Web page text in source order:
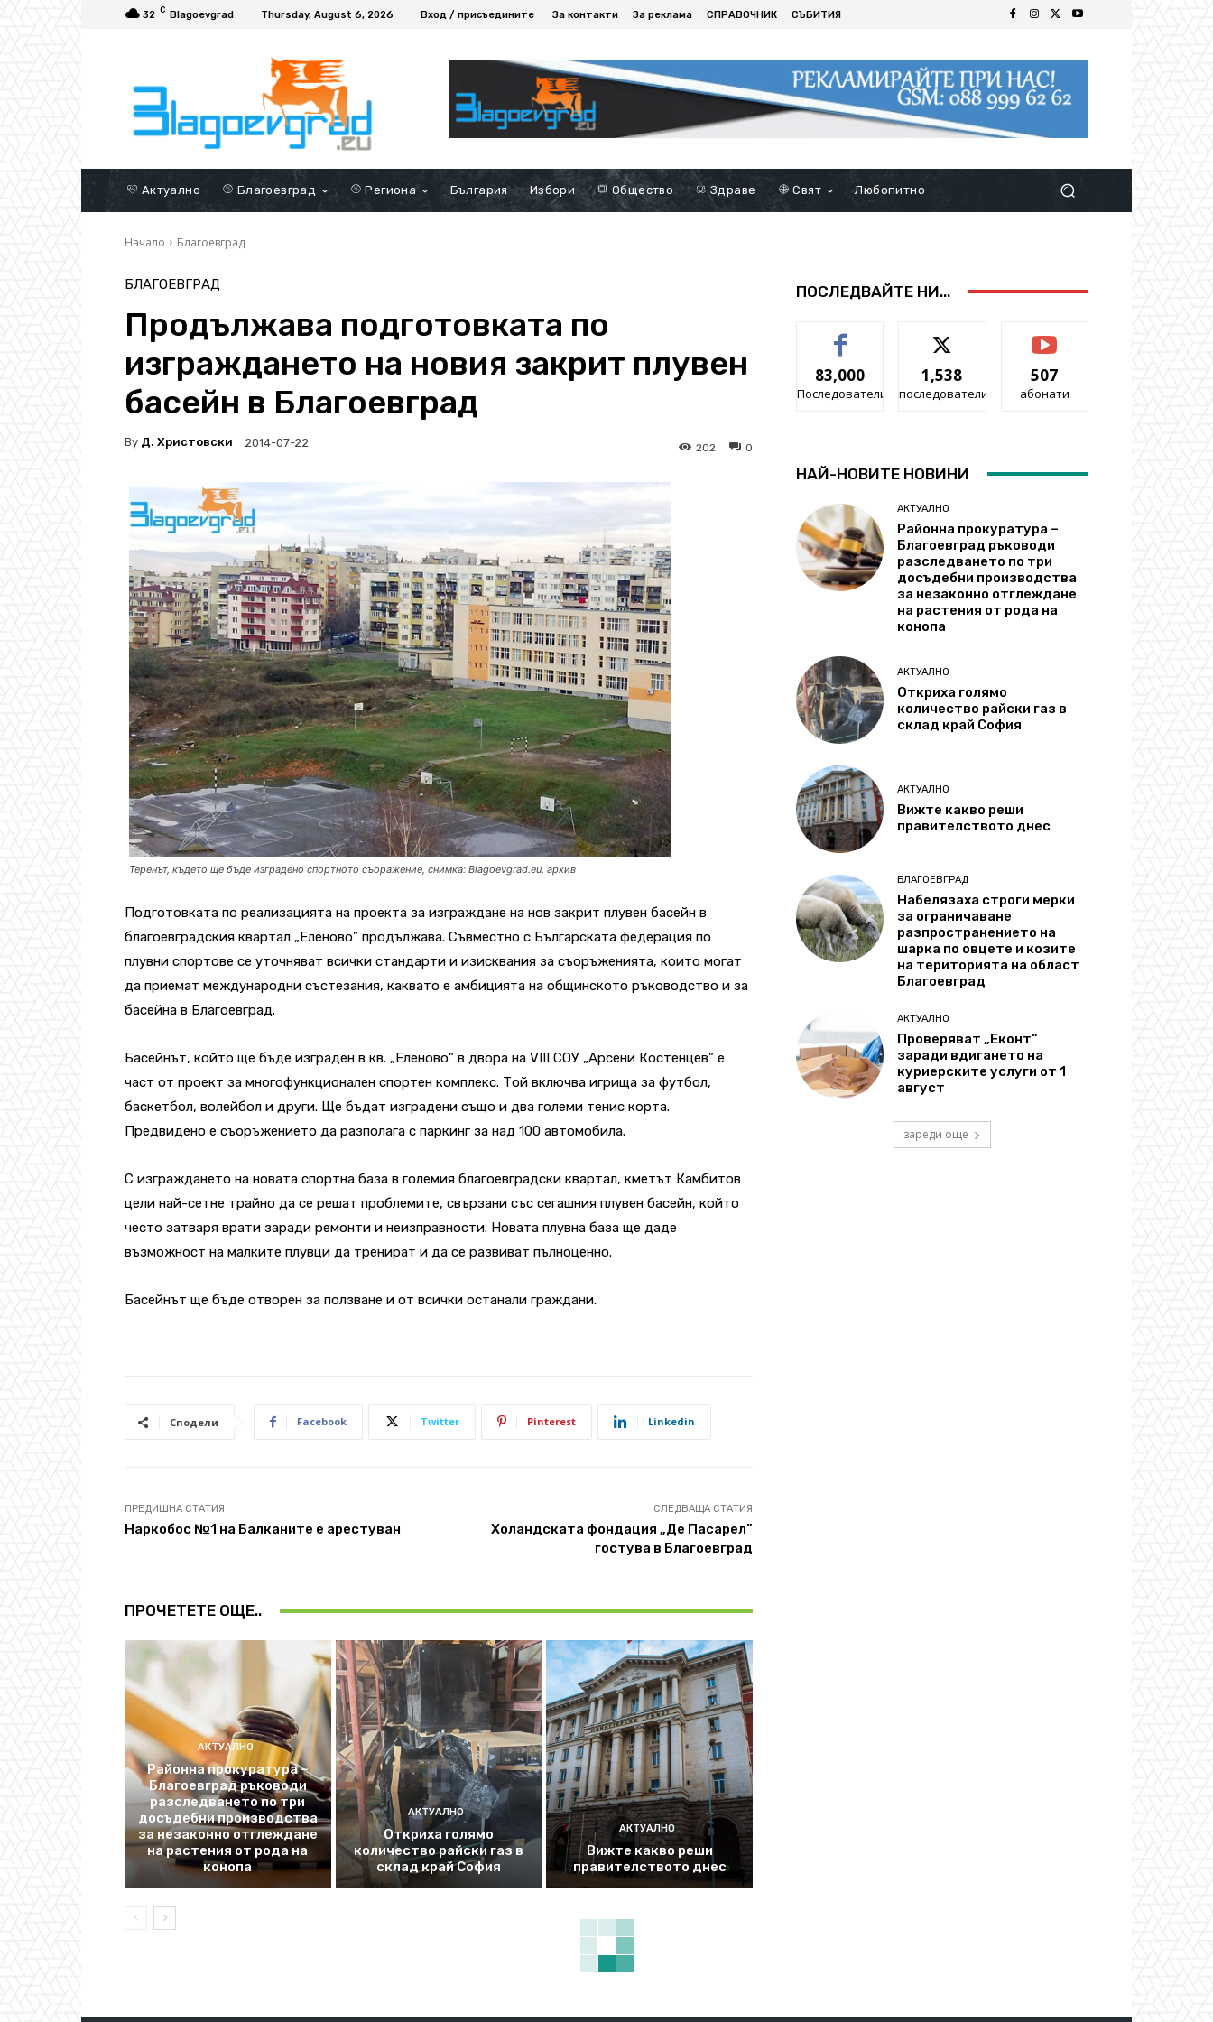
32 C Blagoevgrad Thursday, August 6, 2026 Вход / присъедините За контакти За реклама СПРАВОЧНИК СЪБИТИЯ
Актуално Благоевград Региона България Избори Общество Здраве Свят Любопитно
Начало Благоевград
БЛАГОЕВГРАД
Продължава подготовката по
изграждането на новия закрит плувен
басейн в Благоевград
By Д. Христовски 2014-07-22 0
202
Теренът, където ще бъде изградено спортното съоражение, снимка: Blagoevgrad.eu, архив
Подготовката по реализацията на проекта за изграждане на нов закрит плувен басейн в
благоевградския квартал „Еленово” продължава. Съвместно с Българската федерация по
плувни спортове се уточняват всички стандарти и изисквания за съоръженията, които могат
да приемат международни състезания, каквато е амбицията на общинското ръководство и за
басейна в Благоевград.
Басейнът, който ще бъде изграден в кв. „Еленово” в двора на VIII СОУ „Арсени Костенцев” е
част от проект за многофункционален спортен комплекс. Той включва игрища за футбол,
баскетбол, волейбол и други. Ще бъдат изградени също и два големи тенис корта.
Предвидено е съоръжението да разполага с паркинг за над 100 автомобила.
С изграждането на новата спортна база в големия благоевградски квартал, кметът Камбитов
цели най-сетне трайно да се решат проблемите, свързани със сегашния плувен басейн, който
често затваря врати заради ремонти и неизправности. Новата плувна база ще даде
възможност на малките плувци да тренират и да се развиват пълноценно.
Басейнът ще бъде отворен за ползване и от всички останали граждани.
Сподели Facebook Twitter Pinterest Linkedin
ПРЕДИШНА СТАТИЯ
Наркобос №1 на Балканите е арестуван
СЛЕДВАЩА СТАТИЯ
Холандската фондация „Де Пасарел”
гостува в Благоевград
ПРОЧЕТЕТЕ ОЩЕ..
АКТУАЛНО
Районна прокуратура –
Благоевград ръководи
разследването по три
досъдебни производства
за незаконно отглеждане
на растения от рода на
конопа
АКТУАЛНО
Откриха голямо
количество райски газ в
склад край София
АКТУАЛНО
Вижте какво реши
правителството днес
ПОСЛЕДВАЙТЕ НИ...
83,000
Последователи
1,538
последователи
507
абонати
НАЙ-НОВИТЕ НОВИНИ
АКТУАЛНО
Районна прокуратура –
Благоевград ръководи
разследването по три
досъдебни производства
за незаконно отглеждане
на растения от рода на
конопа
АКТУАЛНО
Откриха голямо
количество райски газ в
склад край София
АКТУАЛНО
Вижте какво реши
правителството днес
БЛАГОЕВГРАД
Набелязаха строги мерки
за ограничаване
разпространението на
шарка по овцете и козите
на територията на област
Благоевград
АКТУАЛНО
Проверяват „Еконт“
заради вдигането на
куриерските услуги от 1
август
зареди още